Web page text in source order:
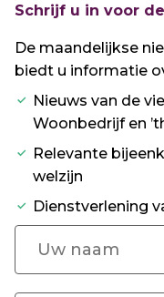
Schrijf u in voor
De maandelijkse
biedt u informatie
Nieuws van de
Woonbedrijf en
Relevante
welzijn
Dienstverlening